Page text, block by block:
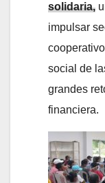
solidaria,
impulsar
social de
grandes
financiera.